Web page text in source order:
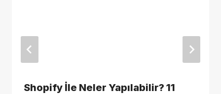
Shopify İle Neler Yapılabilir? 11